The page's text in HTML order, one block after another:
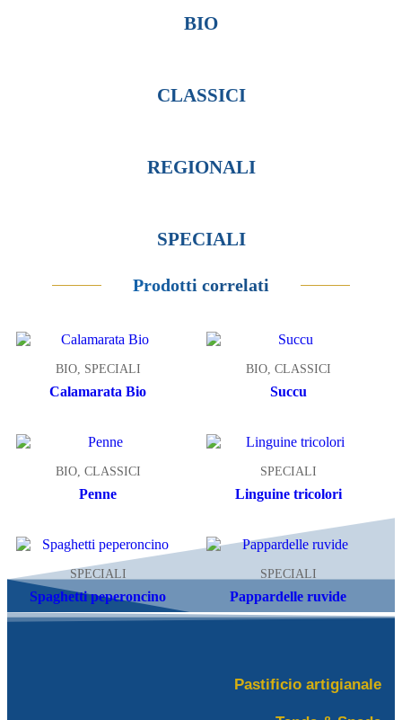
BIO
CLASSICI
REGIONALI
SPECIALI
Prodotti correlati
BIO, SPECIALI
Calamarata Bio
BIO, CLASSICI
Succu
BIO, CLASSICI
Penne
SPECIALI
Linguine tricolori
SPECIALI
Spaghetti peperoncino
SPECIALI
Pappardelle ruvide
Pastificio artigianale